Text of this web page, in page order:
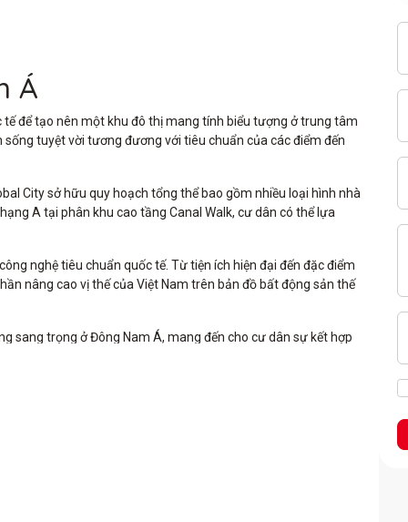
Á
để tạo nên một khu đô thị mang tính biểu tượng ở trung tâm
tuyệt vời tương đương với tiêu chuẩn của các điểm đến
City sở hữu quy hoạch tổng thể bao gồm nhiều loại hình nhà
A tại phân khu cao tầng Canal Walk, cư dân có thể lựa
nghệ tiêu chuẩn quốc tế. Từ tiện ích hiện đại đến đặc điểm
nâng cao vị thế của Việt Nam trên bản đồ bất động sản thế
sang trọng ở Đông Nam Á, mang đến cho cư dân sự kết hợp